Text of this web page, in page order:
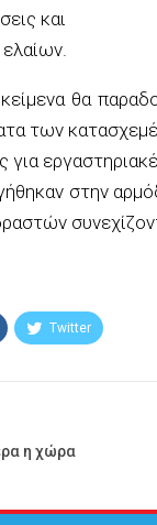
και
θα
των
στην
Twitter
η χώρα